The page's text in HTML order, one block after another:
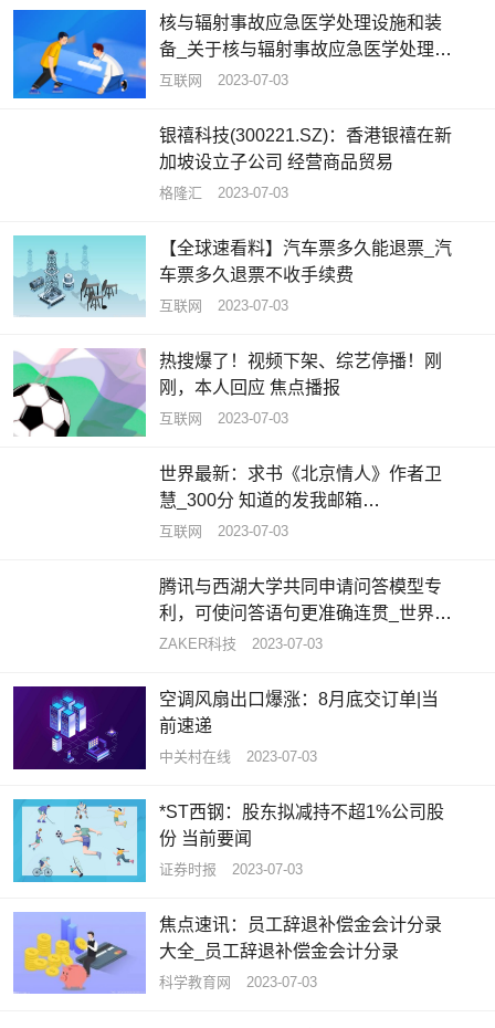
核与辐射事故应急医学处理设施和装
备_关于核与辐射事故应急医学处理设
施和装备概略
互联网 2023-07-03
银禧科技(300221.SZ)：香港银禧在新
加坡设立子公司 经营商品贸易
格隆汇 2023-07-03
【全球速看料】汽车票多久能退票_汽
车票多久退票不收手续费
互联网 2023-07-03
热搜爆了！视频下架、综艺停播！刚
刚，本人回应 焦点播报
互联网 2023-07-03
世界最新：求书《北京情人》作者卫
慧_300分 知道的发我邮箱
344060643拜托各位大神
互联网 2023-07-03
腾讯与西湖大学共同申请问答模型专
利，可使问答语句更准确连贯_世界热
闻
ZAKER科技 2023-07-03
空调风扇出口爆涨：8月底交订单|当
前速递
中关村在线 2023-07-03
*ST西钢：股东拟减持不超1%公司股
份 当前要闻
证券时报 2023-07-03
焦点速讯：员工辞退补偿金会计分录
大全_员工辞退补偿金会计分录
科学教育网 2023-07-03